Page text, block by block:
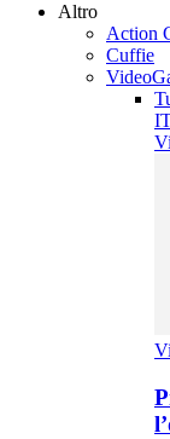
Altro
Action
Cuffie